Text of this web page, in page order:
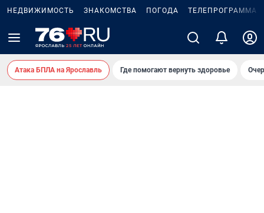
НЕДВИЖИМОСТЬ ЗНАКОМСТВА ПОГОДА ТЕЛЕПРОГРАММА
Атака БПЛА на Ярославль Где помогают вернуть здоровье